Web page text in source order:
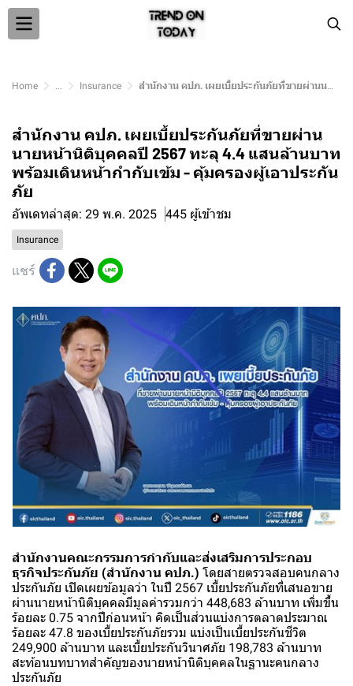
Home ... Insurance สำนักงาน คปภ. เผยเบี้ยประกันภัยที่ขายผ่านนายหน้านิติบุคคลปี 2567 ทะลุ 4.4 แสนล้านบาท พร้อมเดินหน้ากำกับเข้ม - คุ้มครองผู้เอาประกันภัย
สำนักงาน คปภ. เผยเบี้ยประกันภัยที่ขายผ่าน
นายหน้านิติบุคคลปี 2567 ทะลุ 4.4 แสนล้านบาท
พร้อมเดินหน้ากำกับเข้ม - คุ้มครองผู้เอาประกัน
ภัย
อัพเดทล่าสุด: 29 พ.ค. 2025 445 ผู้เข้าชม
Insurance
แชร์
สำนักงานคณะกรรมการกำกับและส่งเสริมการประกอบ
ธุรกิจประกันภัย (สำนักงาน คปภ.) โดยสายตรวจสอบคนกลาง
ประกันภัย เปิดเผยข้อมูลว่า ในปี 2567 เบี้ยประกันภัยที่เสนอขาย
ผ่านนายหน้านิติบุคคลมีมูลค่ารวมกว่า 448,683 ล้านบาท เพิ่มขึ้น
ร้อยละ 0.75 จากปีก่อนหน้า คิดเป็นส่วนแบ่งการตลาดประมาณ
ร้อยละ 47.8 ของเบี้ยประกันภัยรวม แบ่งเป็นเบี้ยประกันชีวิต
249,900 ล้านบาท และเบี้ยประกันวินาศภัย 198,783 ล้านบาท
สะท้อนบทบาทสำคัญของนายหน้านิติบุคคลในฐานะคนกลาง
ประกันภัย